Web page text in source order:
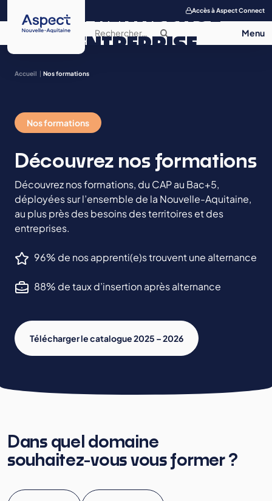
Accès à Aspect Connect
APPRENTISSAGE
ENTREPRISE
SALON DE
CONTACT
Accueil Nos formations
Nos formations
Découvrez nos formations
Découvrez nos formations, du CAP au Bac+5,
déployées sur l’ensemble de la Nouvelle-Aquitaine,
au plus près des besoins des territoires et des
entreprises.
96% de nos apprenti(e)s trouvent une alternance
88% de taux d’insertion après alternance
Télécharger le catalogue 2025 – 2026
Dans quel domaine
souhaitez-vous vous former ?